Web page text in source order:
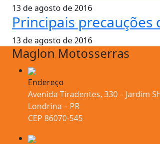
13 de agosto de 2016
Principais precauções
13 de agosto de 2016
Maglon Motosserras
Endereço
Avenida Tiradentes, 330 – Jardim
Londrina – PR
CEP 86070-545